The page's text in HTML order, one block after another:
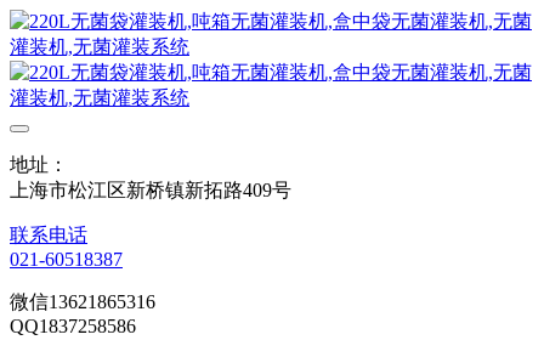
地址：
上海市松江区新桥镇新拓路409号
联系电话
021-60518387
微信13621865316
QQ1837258586